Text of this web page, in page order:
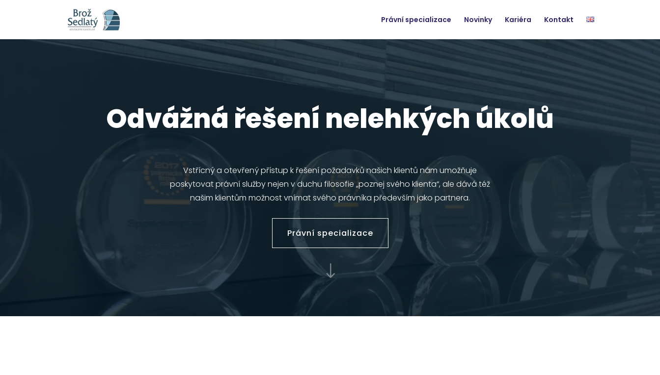
Právní specializace Novinky Kariéra Kontakt
Odvážná řešení nelehkých úkolů
Vstřícný a otevřený přístup k řešení požadavků našich klientů nám umožňuje
poskytovat právní služby nejen v duchu filosofie „poznej svého klienta“, ale dává též
našim klientům možnost vnímat svého právníka především jako partnera.
Právní specializace
"